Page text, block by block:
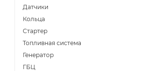
Датчики
Кольца
Стартер
Топливная система
Генератор
ГБЦ